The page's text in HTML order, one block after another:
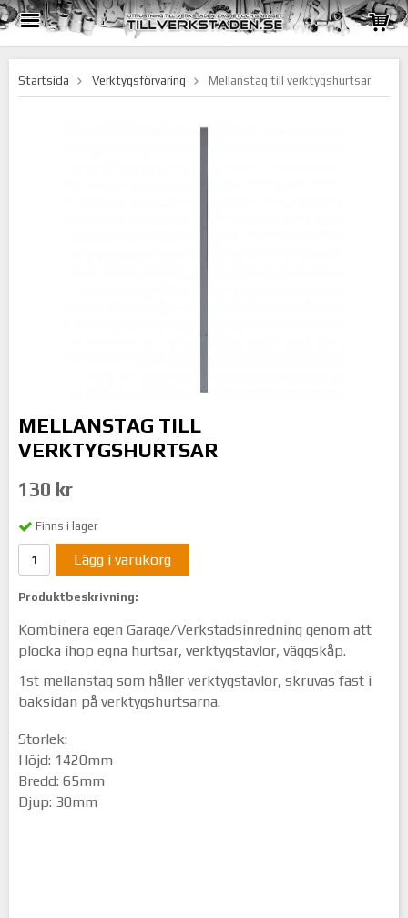
Startsida Verktygsförvaring Mellanstag till verktygshurtsar
MELLANSTAG TILL
VERKTYGSHURTSAR
130 kr
Finns i lager
Lägg i varukorg
Produktbeskrivning:
Kombinera egen Garage/Verkstadsinredning genom att
plocka ihop egna hurtsar, verktygstavlor, väggskåp.
1st mellanstag som håller verktygstavlor, skruvas fast i
baksidan på verktygshurtsarna.
Storlek:
Höjd: 1420mm
Bredd: 65mm
Djup: 30mm